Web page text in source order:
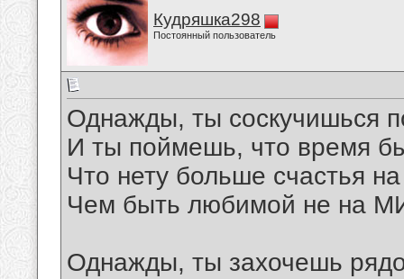
Кудряшка298
Постоянный пользователь
Однажды, ты соскучишься
И ты поймешь, что время
Что нету больше счастья
Чем быть любимой не на
Однажды, ты захочешь